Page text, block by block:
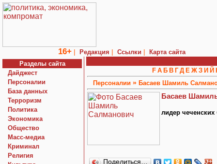
16+ | Редакция | Ссылки |
Карта сайта
Разделы сайта
Дайджест
Персоналии
База данных
Терроризм
Политика
Экономика
Общество
Macc-медиа
Криминал
Религия
F А Б В Г Д Е Ж З И Й
Персоналии » Басаев Шамиль
Басаев
лидер чеченских
Поделиться…